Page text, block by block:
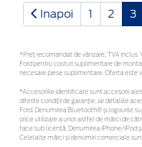
Inapoi 1 2 3
*Preţ recomandat de vânzare, TVA
Ford pentru costuri suplimentare de
necesare piese suplimentare. Oferta este
*Accesoriile identificate sunt accesorii
diferite condiții de garanție, iar detaliile
Ford. Denumirea Bluetooth® și logourile
orice utilizare a unor astfel de mărci de
face sub licență. Denumirea iPhone/iPod
Celelalte mărci și denumiri comerciale